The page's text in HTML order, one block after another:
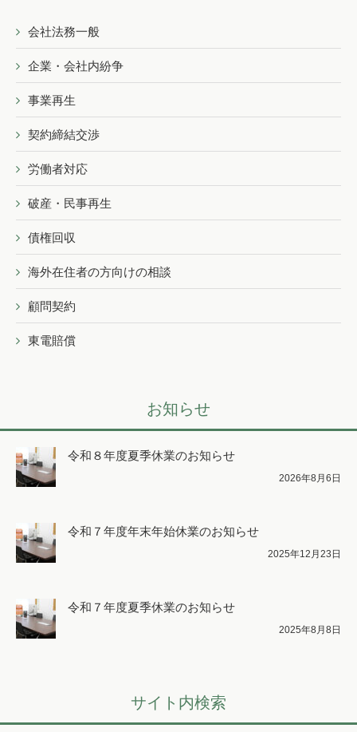
会社法務一般
企業・会社内紛争
事業再生
契約締結交渉
労働者対応
破産・民事再生
債権回収
海外在住者の方向けの相談
顧問契約
東電賠償
お知らせ
令和８年度夏季休業のお知らせ
2026年8月6日
令和７年度年末年始休業のお知らせ
2025年12月23日
令和７年度夏季休業のお知らせ
2025年8月8日
サイト内検索